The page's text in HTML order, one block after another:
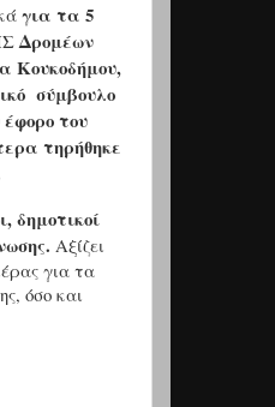
για τα 5
Δρομέων
Κουκοδήμου,
σύμβουλο
του
τηρήθηκε
δημοτικοί
Αξίζει
για τα
όσο και